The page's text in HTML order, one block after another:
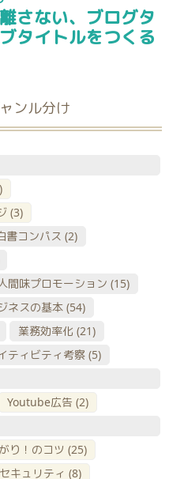
ンル分け
(3)
書コンパス (2)
間味プロモーション (15)
ネスの基本 (54)
業務効率化 (21)
ティビティ考察 (5)
Youtube広告 (2)
り！のコツ (25)
セキュリティ (8)